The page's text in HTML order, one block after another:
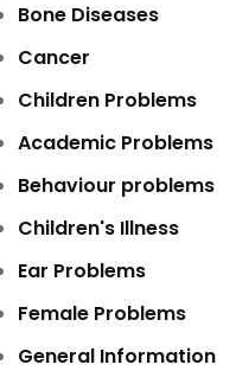
Bone Diseases
Cancer
Children Problems
Academic Problems
Behaviour problems
Children's Illness
Ear Problems
Female Problems
General Information